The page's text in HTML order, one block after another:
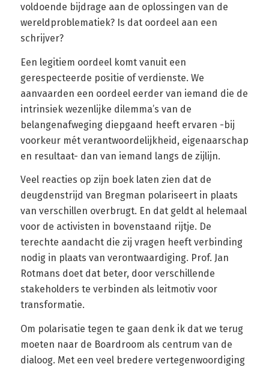
voldoende bijdrage aan de oplossingen van de
wereldproblematiek? Is dat oordeel aan een
schrijver?
Een legitiem oordeel komt vanuit een
gerespecteerde positie of verdienste. We
aanvaarden een oordeel eerder van iemand die de
intrinsiek wezenlijke dilemma’s van de
belangenafweging diepgaand heeft ervaren -bij
voorkeur mét verantwoordelijkheid, eigenaarschap
en resultaat- dan van iemand langs de zijlijn.
Veel reacties op zijn boek laten zien dat de
deugdenstrijd van Bregman polariseert in plaats
van verschillen overbrugt. En dat geldt al helemaal
voor de activisten in bovenstaand rijtje. De
terechte aandacht die zij vragen heeft verbinding
nodig in plaats van verontwaardiging. Prof. Jan
Rotmans doet dat beter, door verschillende
stakeholders te verbinden als leitmotiv voor
transformatie.
Om polarisatie tegen te gaan denk ik dat we terug
moeten naar de Boardroom als centrum van de
dialoog. Met een veel bredere vertegenwoordiging